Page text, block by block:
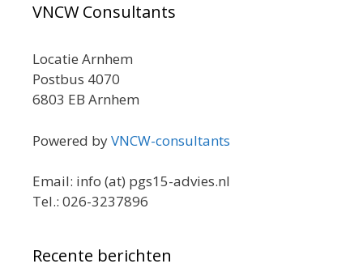
VNCW Consultants
Locatie Arnhem
Postbus 4070
6803 EB Arnhem
Powered byVNCW-consultants
Email: info (at) pgs15-advies.nl
Tel.: 026-3237896
Recente berichten